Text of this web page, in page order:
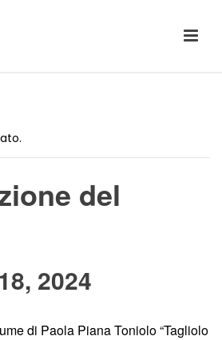
del
2024
di Paola Piana Toniolo “Tagliolo